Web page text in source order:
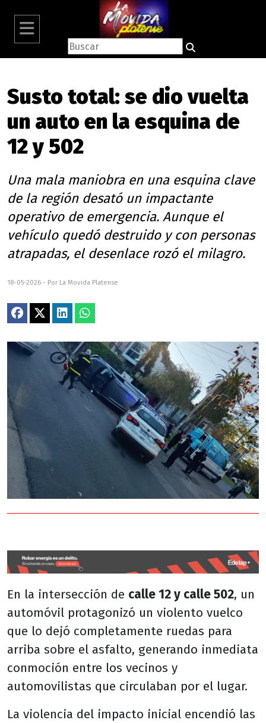
Susto total: se dio vuelta
un auto en la esquina de
12 y 502
Una mala maniobra en una esquina clave
de la región desató un impactante
operativo de emergencia. Aunque el
vehículo quedó destruido y con personas
atrapadas, el desenlace rozó el milagro.
18-05-2026 - Por La Movida Platense
En la intersección de calle 12 y calle 502, un
automóvil protagonizó un violento vuelco
que lo dejó completamente ruedas para
arriba sobre el asfalto, generando inmediata
conmoción entre los vecinos y
automovilistas que circulaban por el lugar.
La violencia del impacto inicial encendió las